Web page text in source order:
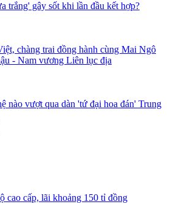
trắng' gây sốt khi lần đầu kết hợp?
chàng trai đồng hành cùng Mai Ngô
- Nam vương Liên lục địa
nào vượt qua dàn 'tứ đại hoa đán' Trung
cao cấp, lãi khoảng 150 tỉ đồng